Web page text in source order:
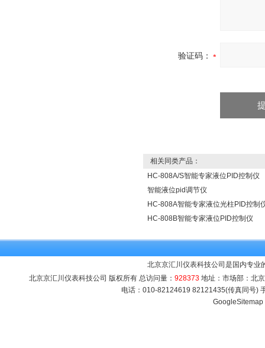
验证码：
相关同类产品：
HC-808A/S智能专家液位PID控制仪
智能液位pid调节仪
HC-808A智能专家液位光柱PID控制
HC-808B智能专家液位PID控制仪
北京京汇川仪表科技公司是国内专业
北京京汇川仪表科技公司 版权所有 总访问量： 928373 地址：市场部：北
电话：010-82124619 82121435(传真同号)
GoogleSitemap